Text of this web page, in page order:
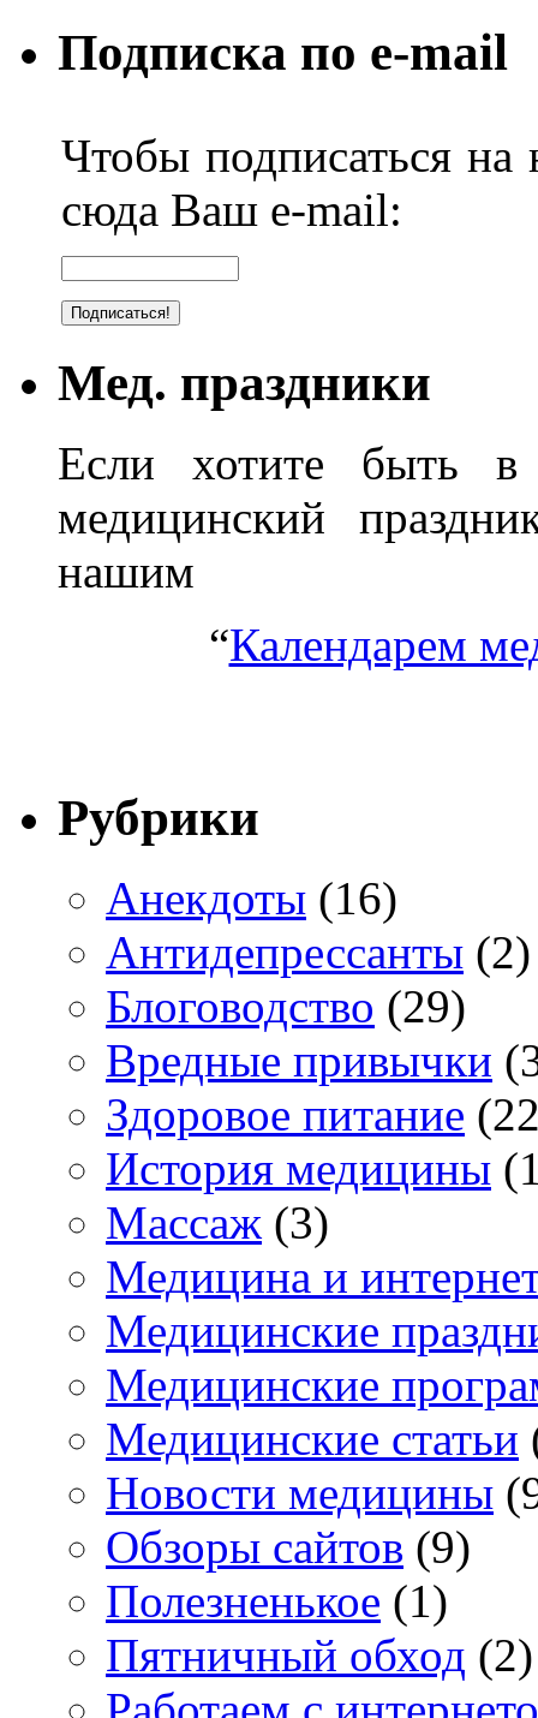
Подписка по e-mail
Чтобы подписаться на
сюда Ваш e-mail:
Мед. праздники
Если хотите быть в
медицинский
нашим
“Календарем
Рубрики
Анекдоты (16)
Антидепрессанты (2)
Блоговодство (29)
Вредные привычки
Здоровое питание
История медицины
Массаж (3)
Медицина и
Медицинские
Медицинские
Медицинские статьи
Новости медицины
Обзоры сайтов (9)
Полезненькое (1)
Пятничный обход (2)